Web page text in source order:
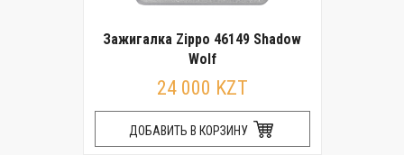
Зажигалка Zippo 46149 Shadow
Wolf
24 000 KZT
ДОБАВИТЬ В КОРЗИНУ